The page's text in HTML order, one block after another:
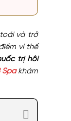
và trở
vì thế
trị hôi
Spakhám